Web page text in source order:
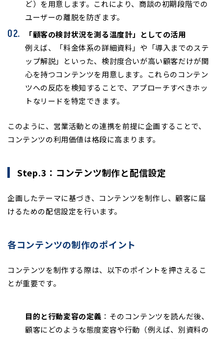
ど）を用意します。これにより、商談の初期段階での
ユーザーの離脱を防ぎます。
「顧客の検討状況を測る温度計」としての活用
例えば、「料金体系の詳細資料」や「導入までのステ
ップ解説」といった、検討度合いが高い顧客だけが関
心を持つコンテンツを用意します。これらのコンテン
ツへの反応を検知することで、アプローチすべきホッ
トなリードを特定できます。
このように、営業活動との連携を前提に企画することで、
コンテンツの利用価値は格段に高まります。
Step.3：コンテンツ制作と配信設定
企画したテーマに基づき、コンテンツを制作し、顧客に届
けるための配信設定を行います。
各コンテンツの制作のポイント
コンテンツを制作する際は、以下のポイントを押さえるこ
とが重要です。
目的と行動変容の定義 ：そのコンテンツを読んだ後、
顧客にどのような態度変容や行動（例えば、別資料の